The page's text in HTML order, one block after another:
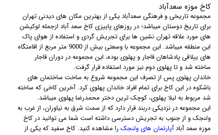
کاخ موزه سعدآباد
مجموعه تاریخی و فرهنگی سعدآباد یکی از بهترین مکان های دیدنی تهران
برای تاریخ دوستان میباشد؛ در روزهای پاییزی کاخ سعد آباد ازجمله لوکیشن
های مورد علاقه تهران نشین ها برای تجریش گردی و استفاده از هوای پاک
این منطقه میباشد. این مجموعه با وسعتی بیش از 9000 متر مربع از اقامتگاه
های ییلاقی پادشاهان قاجار و پهلوی بوده، این مجموعه در دوران قاجار
ساخته شد و تا پهلوی دوم نیز مورد استفاده قرار گرفت.
خاندان پهلوی پس از تصرف این مجموعه شروع به ساخت ساختمان های
باشکوه در این کاخ برای تمام افراد خاندان پهلوی کرد. آخرین کاخی که ساخته
شد مربوط به لیلا پهلوی، کوچک ترین دختر محمدرضا پهلوی میباشد.
این مجموعه در نزدیکی دربند قرار دارد که از سمت شرق به نیاوران، از غرب به
ولنجک و از جنوب به تجریش دسترسی داشته است شما می توانید در کاخ
موزه سعد آبادآپارتمان های ولنجک را مشاهده کنید. کاخ سفید که یکی از